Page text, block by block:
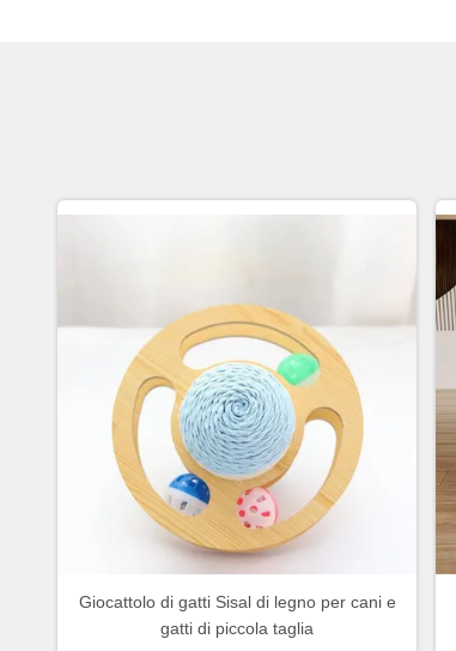
Giocattolo di gatti Sisal di legno per cani e
gatti di piccola taglia